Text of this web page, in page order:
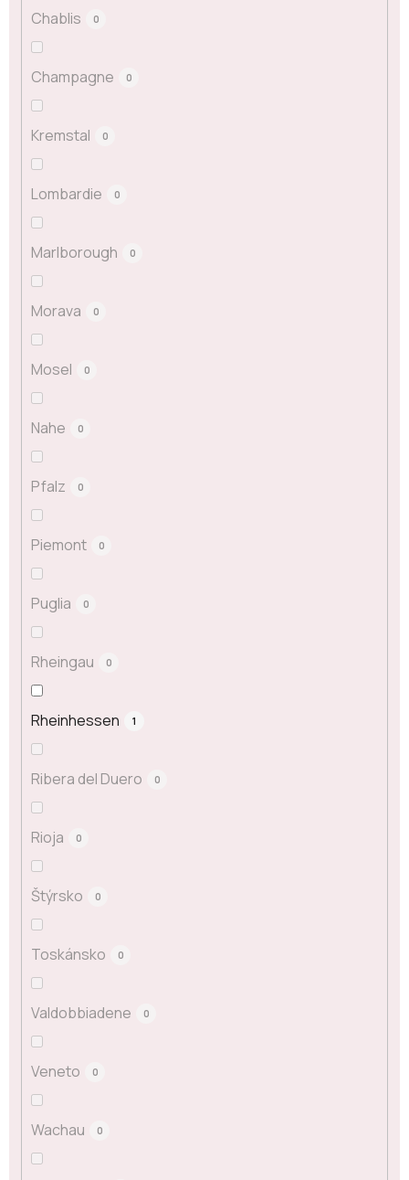
Chablis 0
Champagne 0
Kremstal 0
Lombardie 0
Marlborough 0
Morava 0
Mosel 0
Nahe 0
Pfalz 0
Piemont 0
Puglia 0
Rheingau 0
Rheinhessen 1
Ribera del Duero 0
Rioja 0
Štýrsko 0
Toskánsko 0
Valdobbiadene 0
Veneto 0
Wachau 0